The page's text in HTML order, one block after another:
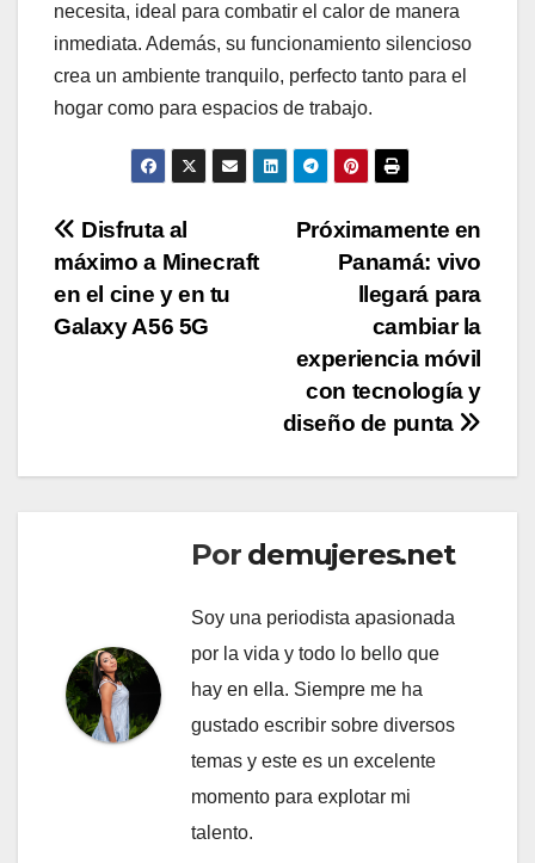
necesita, ideal para combatir el calor de manera
inmediata. Además, su funcionamiento silencioso
crea un ambiente tranquilo, perfecto tanto para el
hogar como para espacios de trabajo.
Navegación
de
entradas
Próximamente en
Panamá: vivo
llegará para
cambiar la
experiencia móvil
con tecnología y
diseño de punta
Disfruta al
máximo a Minecraft
en el cine y en tu
Galaxy A56 5G
Por demujeres.net
Soy una periodista apasionada
por la vida y todo lo bello que
hay en ella. Siempre me ha
gustado escribir sobre diversos
temas y este es un excelente
momento para explotar mi
talento.